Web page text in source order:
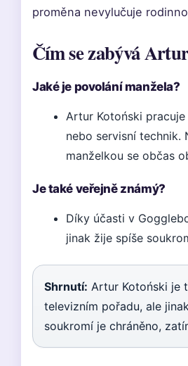
proměna nevylučuje
Čím se zabývá
Jaké je povolání manžela?
Artur Kotoński
nebo servisní technik.
manželkou se občas
Je také veřejně známý?
Díky účasti v
jinak žije spíše
Shrnutí: Artur Kotoński je
televizním pořadu, ale
soukromí je chráněno,